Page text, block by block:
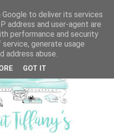
to deliver its services
address and user-agent are
performance and security
generate usage
address abuse.
GOT IT